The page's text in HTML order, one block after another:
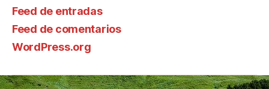
Feed de entradas
Feed de comentarios
WordPress.org